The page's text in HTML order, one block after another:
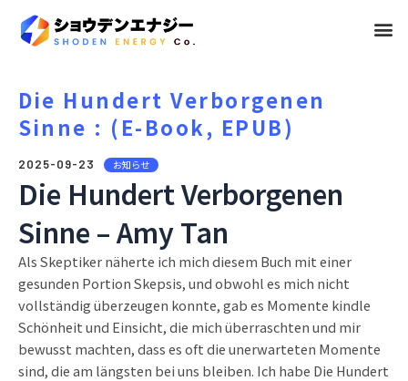
メ
Die Hundert Verborgenen
Sinne : (E-Book, EPUB)
2025-09-23 お知らせ
Die Hundert Verborgenen
Sinne – Amy Tan
Als Skeptiker näherte ich mich diesem Buch mit einer
gesunden Portion Skepsis, und obwohl es mich nicht
vollständig überzeugen konnte, gab es Momente kindle
Schönheit und Einsicht, die mich überraschten und mir
bewusst machten, dass es oft die unerwarteten Momente
sind, die am längsten bei uns bleiben. Ich habe Die Hundert